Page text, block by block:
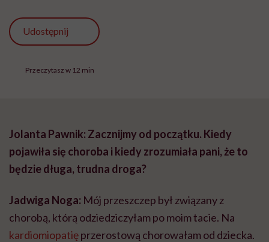
Udostępnij
Przeczytasz w 12 min
Jolanta Pawnik: Zacznijmy od początku. Kiedy
pojawiła się choroba i kiedy zrozumiała pani, że to
będzie długa, trudna droga?
Jadwiga Noga: Mój przeszczep był związany z
chorobą, którą odziedziczyłam po moim tacie. Na
kardiomiopatięprzerostową chorowałam od dziecka.